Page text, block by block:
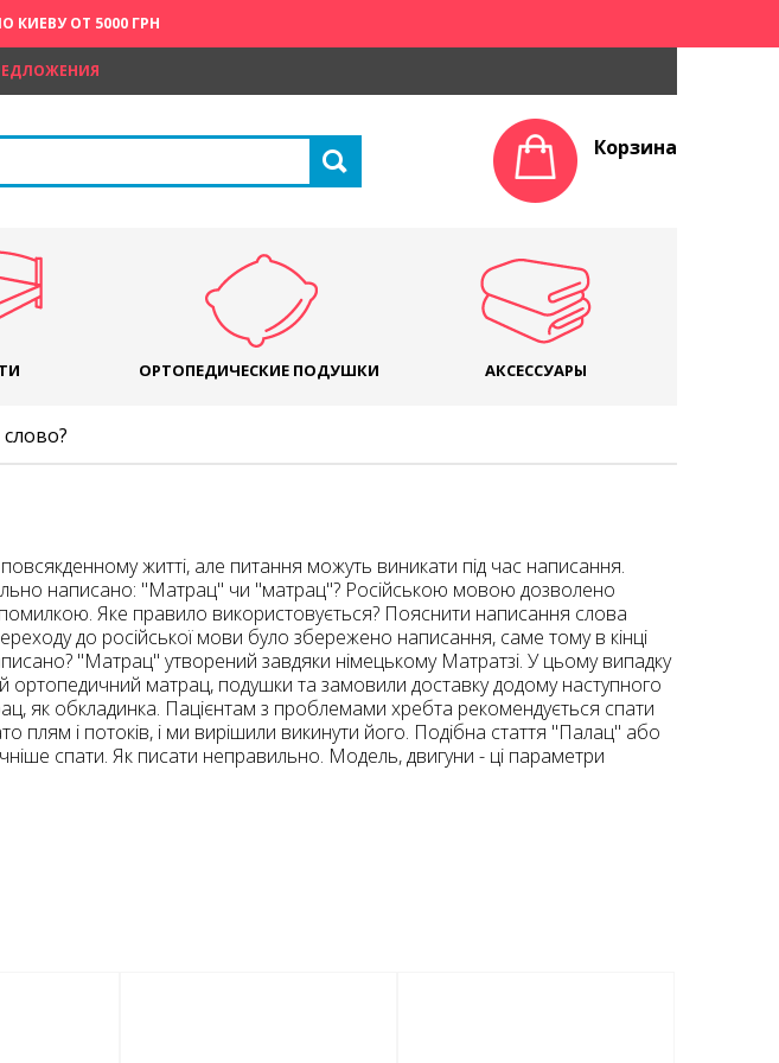
КИЕВУ ОТ 5000 ГРН
Корзина
ОРТОПЕДИЧЕСКИЕ ПОДУШКИ АКСЕССУАРЫ
житті, але питання можуть виникати під час написання.
написано: "Матрац" чи "матрац"? Російською мовою дозволено
Яке правило використовується? Пояснити написання слова
до російської мови було збережено написання, саме тому в кінці
"Матрац" утворений завдяки німецькому Матратзі. У цьому випадку
матрац, подушки та замовили доставку додому наступного
як обкладинка. Пацієнтам з проблемами хребта рекомендується спати
плям і потоків, і ми вирішили викинути його. Подібна стаття "Палац" або
спати. Як писати неправильно. Модель, двигуни - ці параметри